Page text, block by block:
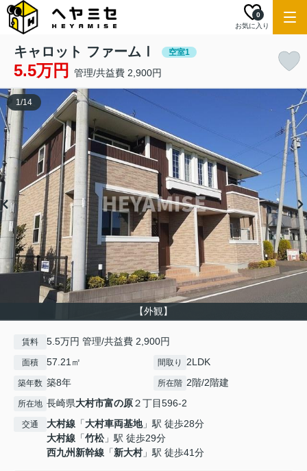
お気に入り
0
キャロット ファームⅠ 空室1
5.5万円 管理/共益費 2,900円
【外観】
1/14
賃料 5.5万円 管理/共益費 2,900円
面積 57.21㎡ 間取り 2LDK
築年数 築8年 所在階 2階/2階建
所在地 長崎県大村市富の原２丁目596-2
交通 大村線 「大村車両基地」駅 徒歩28分
大村線 「竹松」駅 徒歩29分
西九州新幹線 「新大村」駅 徒歩41分